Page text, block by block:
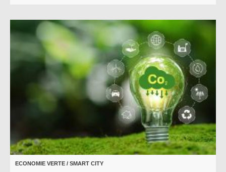
ECONOMIE VERTE / SMART CITY